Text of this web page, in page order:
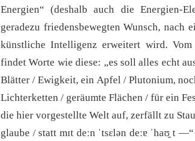
Energien“ (deshalb auch die Energien-
geradezu friedensbewegten Wunsch, nach
künstliche Intelligenz erweitert wird.
findet Worte wie diese: „es soll alles echt
Blätter / Ewigkeit, ein Apfel / Plutonium,
Lichterketten / geräumte Flächen / für ein
die hier vorgestellte Welt auf, zerfällt zu
glaube / statt mɪt deːn ˈtsɛlən deːɐ ˈhaʊ̯ t —“